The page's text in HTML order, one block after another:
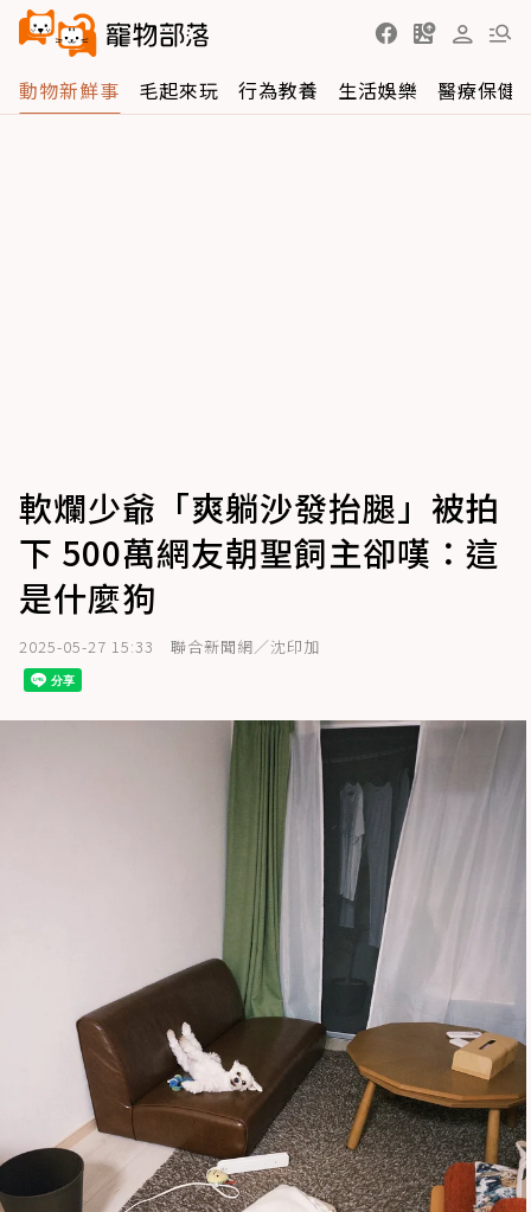
動物新鮮事 毛起來玩 行為教養 生活娛樂 醫療保健
軟爛少爺「爽躺沙發抬腿」被拍
下 500萬網友朝聖飼主卻嘆：這
是什麼狗
2025-05-27 15:33 聯合新聞網／沈印加